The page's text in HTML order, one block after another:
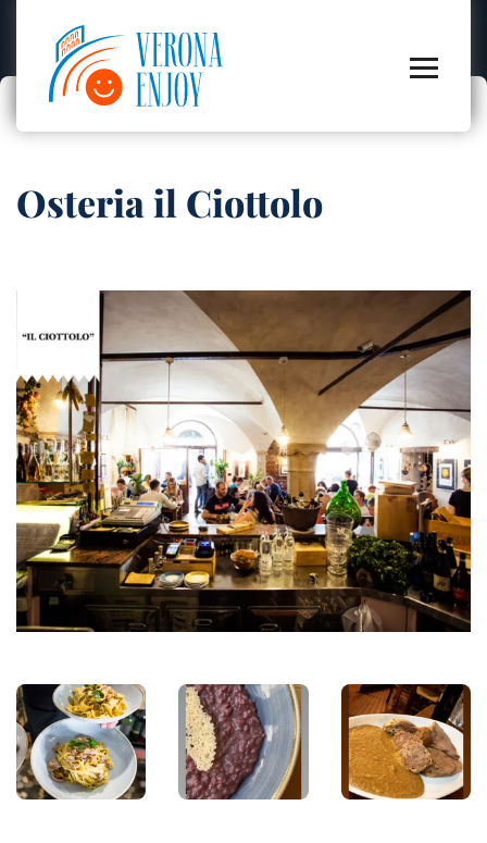
Osteria il Ciottolo